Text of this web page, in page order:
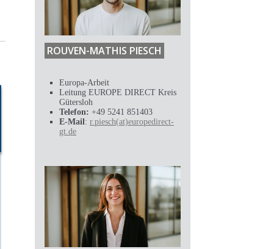
ROUVEN-MATHIS PIESCH
Europa-Arbeit
Leitung EUROPE DIRECT Kreis
Gütersloh
Telefon: +49 5241 851403
E-Mail : r.piesch(at)europedirect-
gt.de